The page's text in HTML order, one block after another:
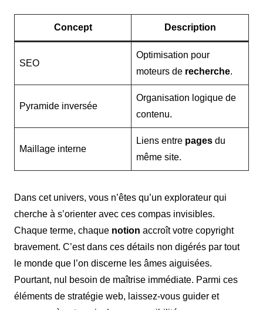
Concept Description
SEO
Optimisation pour
moteurs de recherche.
Pyramide inversée
Organisation logique de
contenu.
Maillage interne
Liens entre pages du
même site.
Dans cet univers, vous n’êtes qu’un explorateur qui
cherche à s’orienter avec ces compas invisibles.
Chaque terme, chaque notion accroît votre copyright
bravement. C’est dans ces détails non digérés par tout
le monde que l’on discerne les âmes aiguisées.
Pourtant, nul besoin de maîtrise immédiate. Parmi ces
éléments de stratégie web, laissez-vous guider et